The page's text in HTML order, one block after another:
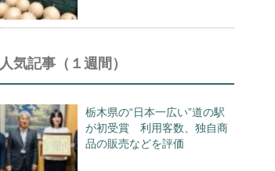
人気記事（１週間）
栃木県の“日本一広い”道の駅
が初受賞 利用客数、独自商
品の販売などを評価